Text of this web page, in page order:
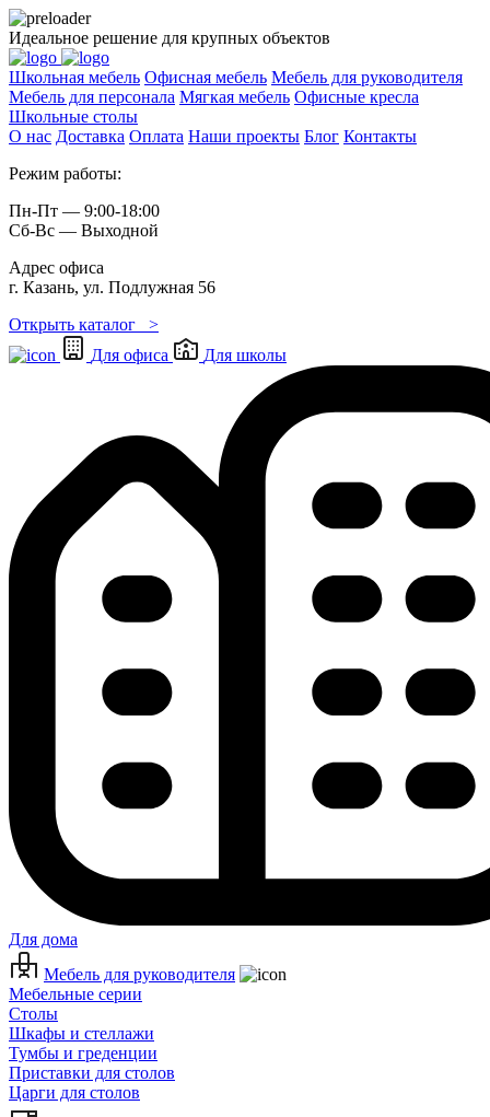
Идеальное решение для крупных объектов
Школьная мебель Офисная мебель Мебель для руководителя
Мебель для персонала Мягкая мебель Офисные кресла
Школьные cтолы
О нас Доставка Оплата Наши проекты Блог Контакты
Режим работы:
Пн-Пт — 9:00-18:00
Сб-Вс — Выходной
Адрес офиса
г. Казань, ул. Подлужная 56
Открыть каталог >
Для офиса
Для школы
Для дома
Мебель для руководителя
Мебельные серии
Столы
Шкафы и стеллажи
Тумбы и греденции
Приставки для столов
Царги для столов